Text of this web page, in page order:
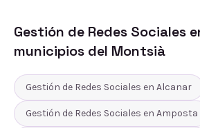
Gestión de Redes Sociales
municipios del Montsià
Gestión de Redes Sociales en Alcanar
Gestión de Redes Sociales en Amposta